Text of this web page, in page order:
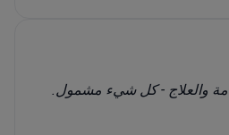
والعلاج - كل شيء مشمول.